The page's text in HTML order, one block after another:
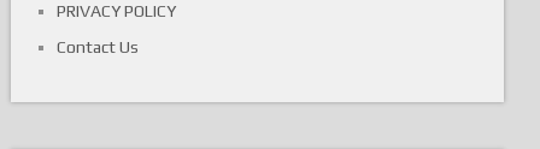
PRIVACY POLICY
Contact Us